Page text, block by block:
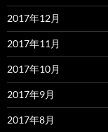
2017年12月
2017年11月
2017年10月
2017年9月
2017年8月